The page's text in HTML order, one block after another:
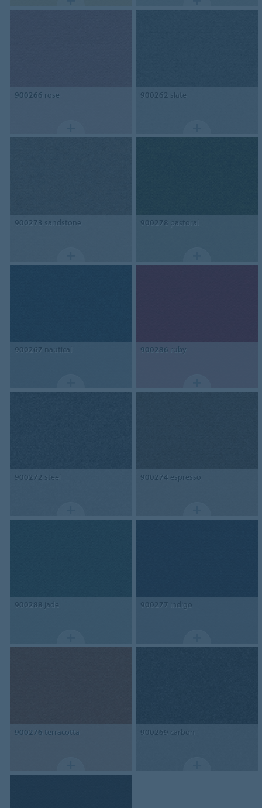
900266 rose 900262 slate
900273 sandstone 900278 pastoral
900267 nautical 900286 ruby
900272 steel 900274 espresso
900288 jade 900277 indigo
900276 terracotta 900269 carbon